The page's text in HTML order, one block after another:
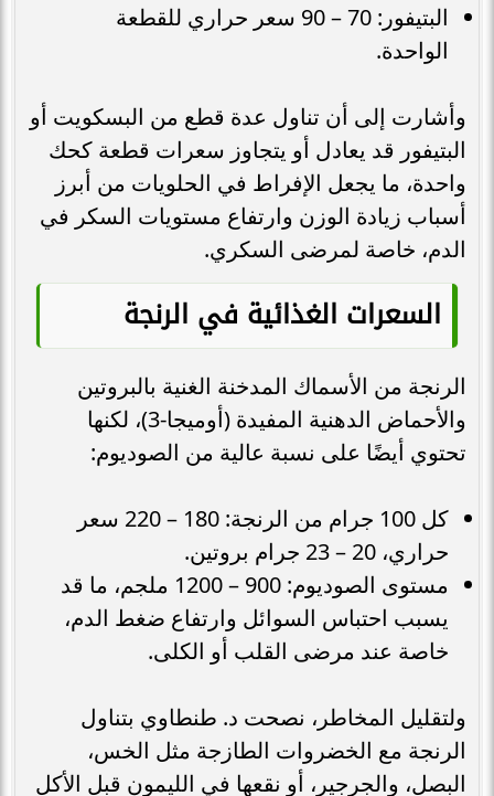
البتيفور: 70 – 90 سعر حراري للقطعة
الواحدة.
وأشارت إلى أن تناول عدة قطع من البسكويت أو
البتيفور قد يعادل أو يتجاوز سعرات قطعة كحك
واحدة، ما يجعل الإفراط في الحلويات من أبرز
أسباب زيادة الوزن وارتفاع مستويات السكر في
الدم، خاصة لمرضى السكري.
السعرات الغذائية في الرنجة
الرنجة من الأسماك المدخنة الغنية بالبروتين
والأحماض الدهنية المفيدة (أوميجا-3)، لكنها
تحتوي أيضًا على نسبة عالية من الصوديوم:
كل 100 جرام من الرنجة: 180 – 220 سعر
حراري، 20 – 23 جرام بروتين.
مستوى الصوديوم: 900 – 1200 ملجم، ما قد
يسبب احتباس السوائل وارتفاع ضغط الدم،
خاصة عند مرضى القلب أو الكلى.
ولتقليل المخاطر، نصحت د. طنطاوي بتناول
الرنجة مع الخضروات الطازجة مثل الخس،
البصل، والجرجير، أو نقعها في الليمون قبل الأكل